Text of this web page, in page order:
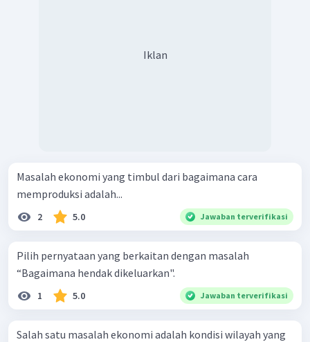
Iklan
Masalah ekonomi yang timbul dari bagaimana cara
memproduksi adalah...
2 5.0 Jawaban terverifikasi
Pilih pernyataan yang berkaitan dengan masalah
“Bagaimana hendak dikeluarkan".
1 5.0 Jawaban terverifikasi
Salah satu masalah ekonomi adalah kondisi wilayah yang